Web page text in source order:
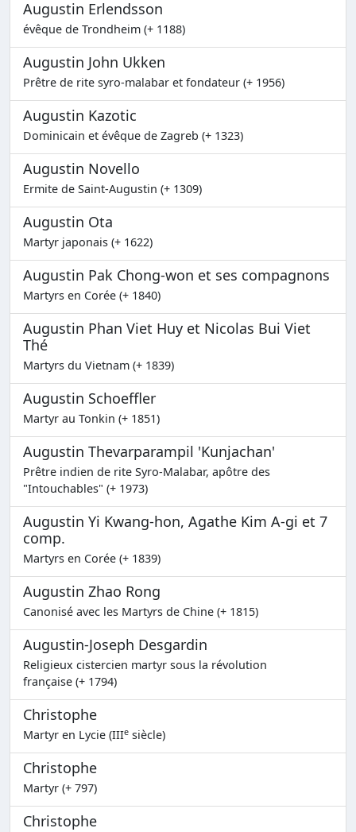
Augustin Erlendsson
évêque de Trondheim (+ 1188)
Augustin John Ukken
Prêtre de rite syro-malabar et fondateur (+ 1956)
Augustin Kazotic
Dominicain et évêque de Zagreb (+ 1323)
Augustin Novello
Ermite de Saint-Augustin (+ 1309)
Augustin Ota
Martyr japonais (+ 1622)
Augustin Pak Chong-won et ses compagnons
Martyrs en Corée (+ 1840)
Augustin Phan Viet Huy et Nicolas Bui Viet
Thé
Martyrs du Vietnam (+ 1839)
Augustin Schoeffler
Martyr au Tonkin (+ 1851)
Augustin Thevarparampil 'Kunjachan'
Prêtre indien de rite Syro-Malabar, apôtre des
"Intouchables" (+ 1973)
Augustin Yi Kwang-hon, Agathe Kim A-gi et 7
comp.
Martyrs en Corée (+ 1839)
Augustin Zhao Rong
Canonisé avec les Martyrs de Chine (+ 1815)
Augustin-Joseph Desgardin
Religieux cistercien martyr sous la révolution
française (+ 1794)
Christophe
Martyr en Lycie (IIIe siècle)
Christophe
Martyr (+ 797)
Christophe